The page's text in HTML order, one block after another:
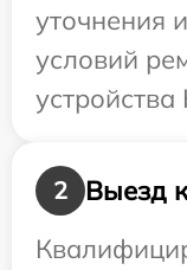
уточнения
условий
устройства
2
Выезд